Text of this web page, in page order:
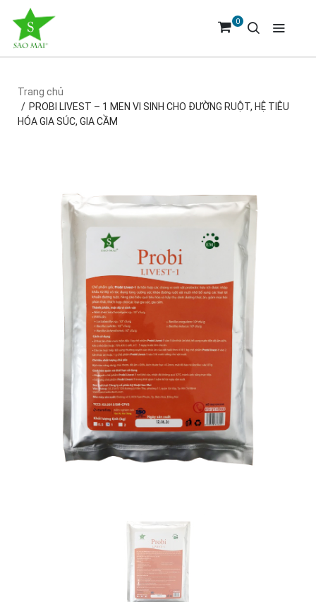
0
Trang chủ
PROBI LIVEST – 1 MEN VI SINH CHO ĐƯỜNG RUỘT, HỆ TIÊU
HÓA GIA SÚC, GIA CẦM